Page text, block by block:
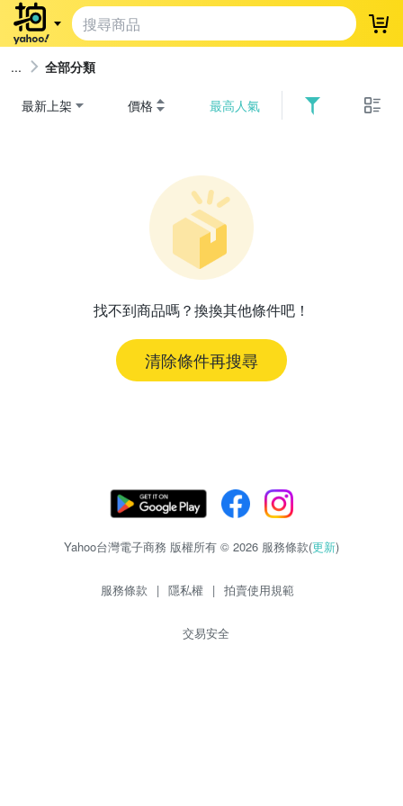
登
全部分類
最新上架 價格 最高人氣
找不到商品嗎？換換其他條件吧！
清除條件再搜尋
Yahoo台灣電子商務 版權所有 © 2026 服務條款(更新)
服務條款 | 隱私權 | 拍賣使用規範
交易安全